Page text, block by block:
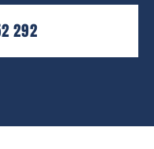
292